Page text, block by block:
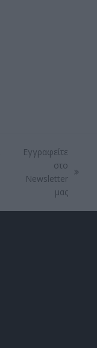
next
Εγγραφείτε
στο
Newsletter
μας